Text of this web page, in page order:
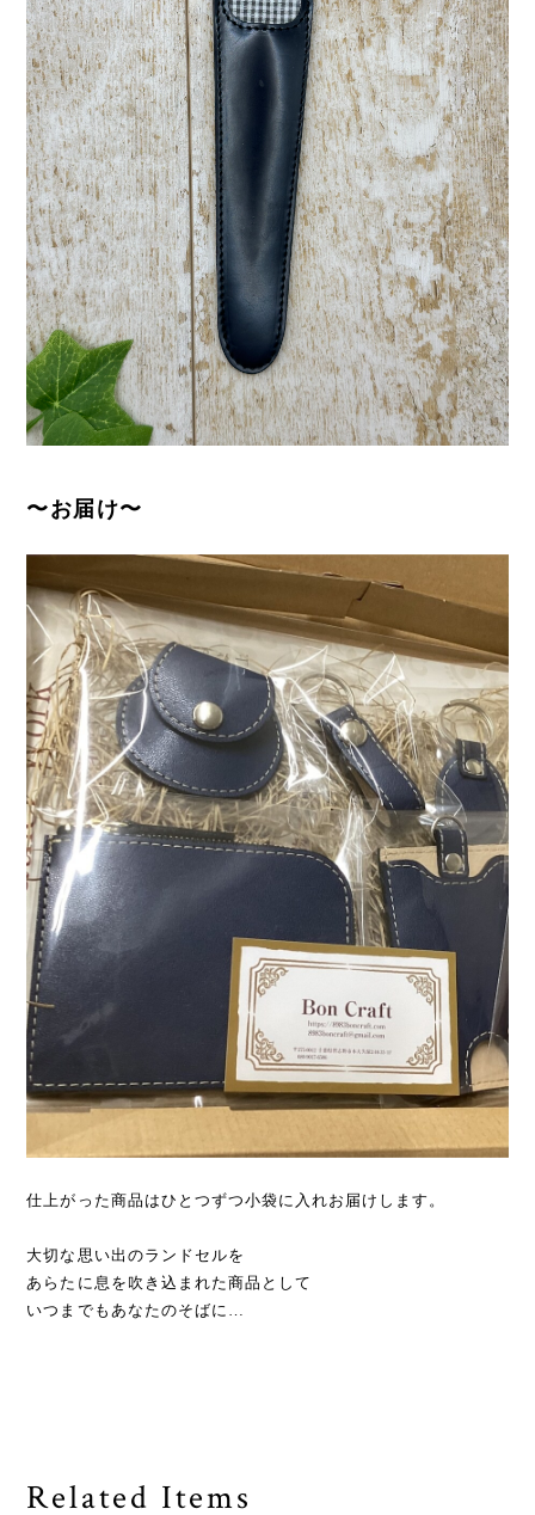
〜お届け〜
仕上がった商品はひとつずつ小袋に入れお届けします。
大切な思い出のランドセルを
あらたに息を吹き込まれた商品として
いつまでもあなたのそばに…
Related Items